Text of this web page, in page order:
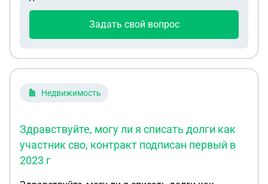
ответили, что это имеется ввиду про соцнайм, а не
так, ведь в законе не прописано, что это соцнайм
договору тоже подходит под эту статью, ведь все
впервые? Также хотелось бы узнать поднаем от
рассчитывать на обе выплаты или я ошибаюсь?
Задать свой вопрос
Недвижимость
Здравствуйте, могу ли я списать долги как
участник сво, контракт подписан первый в
2023 г